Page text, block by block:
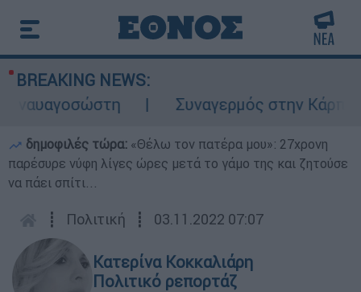
BREAKING NEWS:
Συναγερμός στην Κάρπαθο:
δημοφιλές τώρα: «Θέλω τον πατέρα μου»: 27χρονη
παρέσυρε νύφη λίγες ώρες μετά το γάμο της και ζητούσε
να πάει σπίτι...
┋ Πολιτική ┋ 03.11.2022 07:07
Κατερίνα Κοκκαλιάρη
Πολιτικό ρεπορτάζ